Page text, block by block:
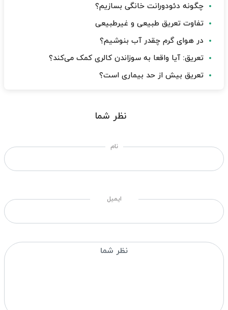
چگونه دئودورانت خانگی بسازیم؟
تفاوت تعریق طبیعی و غیرطبیعی
در هوای گرم چقدر آب بنوشیم؟
تعریق: آیا واقعا به سوزاندن کالری کمک می‌کند؟
تعریق بیش از حد بیماری است؟
نظر شما
نام
ایمیل